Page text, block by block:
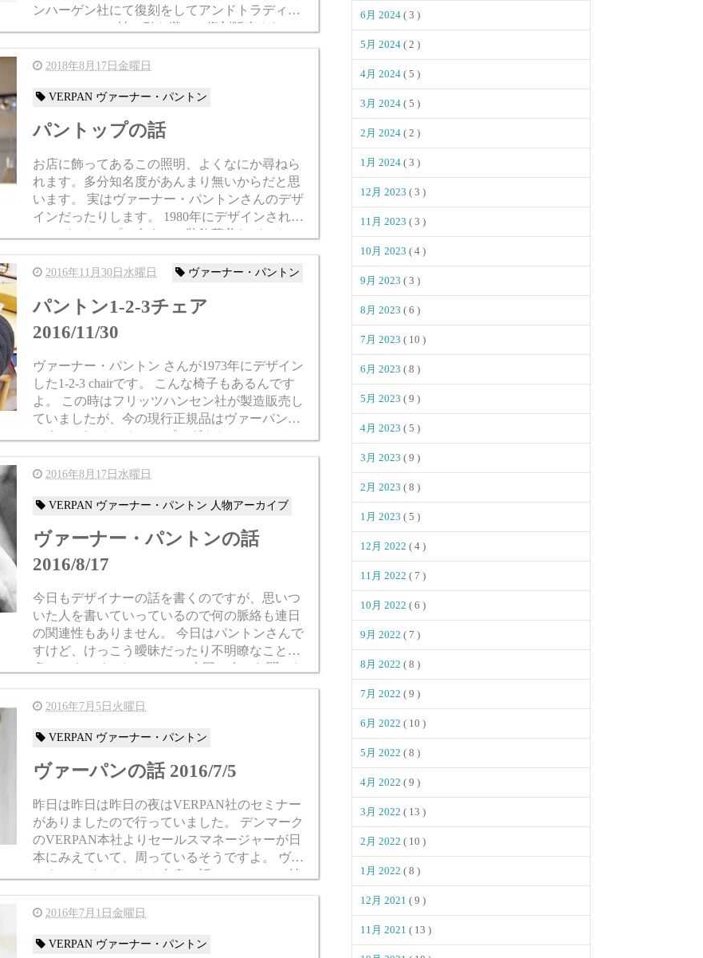
ンハーゲン社にて復刻をしてアンドトラディシ
ョン(&tradition)社で引き継いで復刻販売されてい
ました。 それからアンドトラディ...
2018年8月17日金曜日
VERPAN ヴァーナー・パントン
パントップの話
お店に飾ってあるこの照明、よくなにか尋ねら
れます。多分知名度があんまり無いからだと思
います。 実はヴァーナー・パントンさんのデザ
インだったりします。 1980年にデザインされた
このパントップは今までの装飾華美なパントン
さんの照明とは真逆を行くようなシンプルなデ
ザインで...
2016年11月30日水曜日 ヴァーナー・パントン
パントン1-2-3チェア
2016/11/30
ヴァーナー・パントン さんが1973年にデザイン
した1-2-3 chairです。 こんな椅子もあるんです
よ。 この時はフリッツハンセン社が製造販売し
ていましたが、今の現行正規品はヴァーパン社
です。 パントンさんのプロダクトってメーカー
が分かれているのでややこしいです...
2016年8月17日水曜日
VERPAN ヴァーナー・パントン 人物アーカイブ
ヴァーナー・パントンの話
2016/8/17
今日もデザイナーの話を書くのですが、思いつ
いた人を書いていっているので何の脈絡も連日
の関連性もありません。 今日はパントンさんで
すけど、けっこう曖昧だったり不明瞭なことが
多いです。 なぜかVERPAN本国の人から聞いた
内容と、東京で2009年にあったヴァーパン展と
食い違う...
2016年7月5日火曜日
VERPAN ヴァーナー・パントン
ヴァーパンの話 2016/7/5
昨日は昨日は昨日の夜はVERPAN社のセミナー
がありましたので行っていました。 デンマーク
のVERPAN本社よりセールスマネージャーが日
本にみえていて、周っているそうですよ。 ヴァ
ーナー・パントンさん自身の話と、VERPAN社
の実績について聞きました。 そんなわけで今
日...2016年7月1日金曜日
VERPAN ヴァーナー・パントン
6月 2024 ( 3 )
5月 2024 ( 2 )
4月 2024 ( 5 )
3月 2024 ( 5 )
2月 2024 ( 2 )
1月 2024 ( 3 )
12月 2023 ( 3 )
11月 2023 ( 3 )
10月 2023 ( 4 )
9月 2023 ( 3 )
8月 2023 ( 6 )
7月 2023 ( 10 )
6月 2023 ( 8 )
5月 2023 ( 9 )
4月 2023 ( 5 )
3月 2023 ( 9 )
2月 2023 ( 8 )
1月 2023 ( 5 )
12月 2022 ( 4 )
11月 2022 ( 7 )
10月 2022 ( 6 )
9月 2022 ( 7 )
8月 2022 ( 8 )
7月 2022 ( 9 )
6月 2022 ( 10 )
5月 2022 ( 8 )
4月 2022 ( 9 )
3月 2022 ( 13 )
2月 2022 ( 10 )
1月 2022 ( 8 )
12月 2021 ( 9 )
11月 2021 ( 13 )